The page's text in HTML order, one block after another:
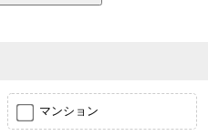
マンション